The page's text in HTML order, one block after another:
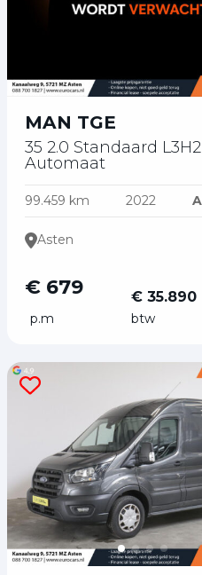
MAN TGE
35 2.0 Standaard
Automaat
99.459 km 2022
Asten
€ 679
p.m
€ 35.890
btw